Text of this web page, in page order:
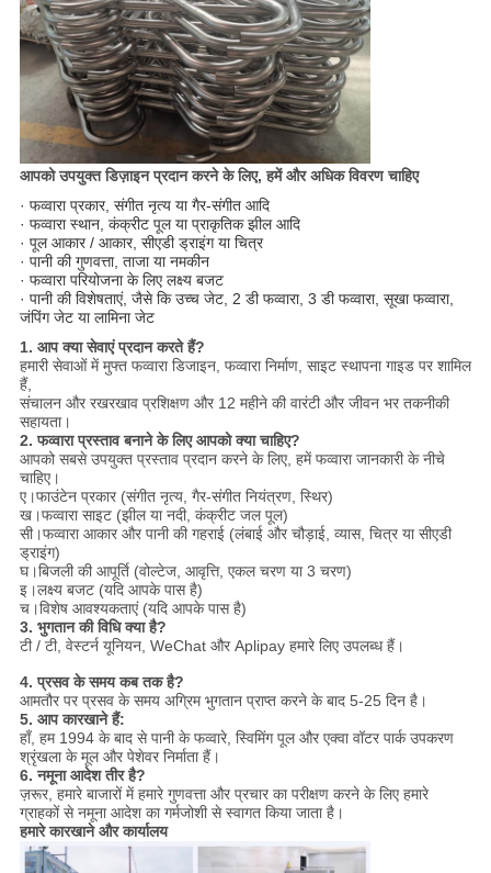
आपको उपयुक्त डिज़ाइन प्रदान करने के लिए, हमें और अधिक विवरण चाहिए
· फव्वारा प्रकार, संगीत नृत्य या गैर-संगीत आदि
· फव्वारा स्थान, कंक्रीट पूल या प्राकृतिक झील आदि
· पूल आकार / आकार, सीएडी ड्राइंग या चित्र
· पानी की गुणवत्ता, ताजा या नमकीन
· फव्वारा परियोजना के लिए लक्ष्य बजट
· पानी की विशेषताएं, जैसे कि उच्च जेट, 2 डी फव्वारा, 3 डी फव्वारा, सूखा फव्वारा,
जंपिंग जेट या लामिना जेट
1. आप क्या सेवाएं प्रदान करते हैं?
हमारी सेवाओं में मुफ्त फव्वारा डिजाइन, फव्वारा निर्माण, साइट स्थापना गाइड पर शामिल
हैं,
संचालन और रखरखाव प्रशिक्षण और 12 महीने की वारंटी और जीवन भर तकनीकी
सहायता।
2. फव्वारा प्रस्ताव बनाने के लिए आपको क्या चाहिए?
आपको सबसे उपयुक्त प्रस्ताव प्रदान करने के लिए, हमें फव्वारा जानकारी के नीचे
चाहिए।
ए।फाउंटेन प्रकार (संगीत नृत्य, गैर-संगीत नियंत्रण, स्थिर)
ख।फव्वारा साइट (झील या नदी, कंक्रीट जल पूल)
सी।फव्वारा आकार और पानी की गहराई (लंबाई और चौड़ाई, व्यास, चित्र या सीएडी
ड्राइंग)
घ।बिजली की आपूर्ति (वोल्टेज, आवृत्ति, एकल चरण या 3 चरण)
इ।लक्ष्य बजट (यदि आपके पास है)
च।विशेष आवश्यकताएं (यदि आपके पास है)
3. भुगतान की विधि क्या है?
टी / टी, वेस्टर्न यूनियन, WeChat और Aplipay हमारे लिए उपलब्ध हैं।
4. प्रसव के समय कब तक है?
आमतौर पर प्रसव के समय अग्रिम भुगतान प्राप्त करने के बाद 5-25 दिन है।
5. आप कारखाने हैं:
हाँ, हम 1994 के बाद से पानी के फव्वारे, स्विमिंग पूल और एक्वा वॉटर पार्क उपकरण
श्रृंखला के मूल और पेशेवर निर्माता हैं।
6. नमूना आदेश तीर है?
ज़रूर, हमारे बाजारों में हमारे गुणवत्ता और प्रचार का परीक्षण करने के लिए हमारे
ग्राहकों से नमूना आदेश का गर्मजोशी से स्वागत किया जाता है।
हमारे कारखाने और कार्यालय